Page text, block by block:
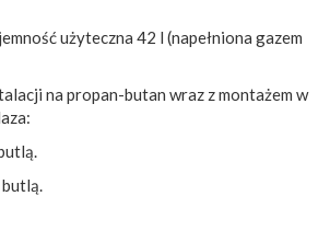
użyteczna 42 l (napełniona gazem
na propan-butan wraz z montażem w
butlą.